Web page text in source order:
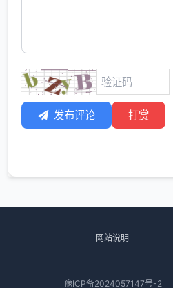
发布评论 打赏
网站说明
豫ICP备2024057147号-2